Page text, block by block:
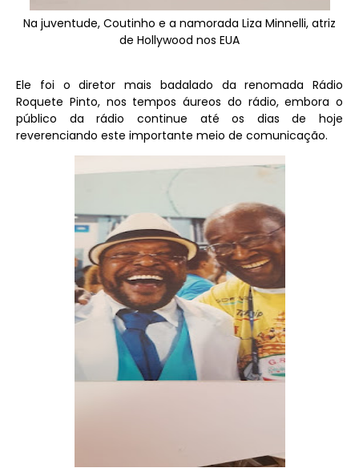
Na juventude, Coutinho e a namorada Liza Minnelli, atriz
de Hollywood nos EUA
Ele foi o diretor mais badalado da renomada Rádio
Roquete Pinto, nos tempos áureos do rádio, embora o
público da rádio continue até os dias de hoje
reverenciando este importante meio de comunicação.